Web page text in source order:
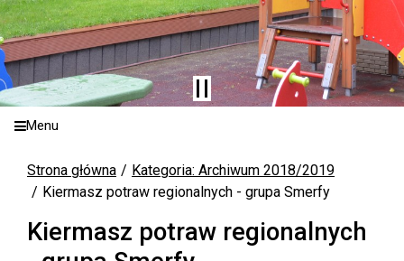
Menu
Strona główna
Kategoria: Archiwum 2018/2019
Kiermasz potraw regionalnych - grupa Smerfy
Kiermasz potraw regionalnych